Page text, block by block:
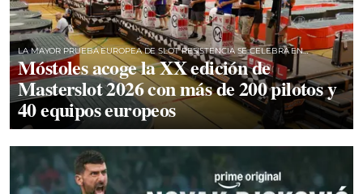
LA MAYOR PRUEBA EUROPEA DE SLOT RESISTENCIA SE CELEBRA EN
MÓSTOLES
Móstoles acoge la XX edición de
Masterslot 2026 con más de 200 pilotos y
40 equipos europeos